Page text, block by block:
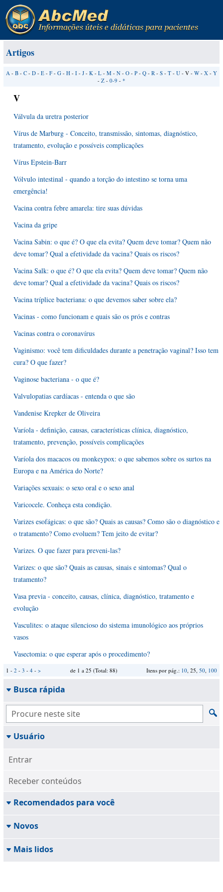
Artigos
A - B - C - D - E - F - G - H - I - J - K - L - M - N - O - P - Q - R - S - T - U - V - W - X - Y
- Z - 0-9 - *
V
Válvula da uretra posterior
Vírus de Marburg - Conceito, transmissão, sintomas, diagnóstico,
tratamento, evolução e possíveis complicações
Vírus Epstein-Barr
Vólvulo intestinal - quando a torção do intestino se torna uma
emergência!
Vacina contra febre amarela: tire suas dúvidas
Vacina da gripe
Vacina Sabin: o que é? O que ela evita? Quem deve tomar? Quem não
deve tomar? Qual a efetividade da vacina? Quais os riscos?
Vacina Salk: o que é? O que ela evita? Quem deve tomar? Quem não
deve tomar? Qual a efetividade da vacina? Quais os riscos?
Vacina tríplice bacteriana: o que devemos saber sobre ela?
Vacinas - como funcionam e quais são os prós e contras
Vacinas contra o coronavírus
Vaginismo: você tem dificuldades durante a penetração vaginal? Isso tem
cura? O que fazer?
Vaginose bacteriana - o que é?
Valvulopatias cardíacas - entenda o que são
Vandenise Krepker de Oliveira
Varíola - definição, causas, características clínica, diagnóstico,
tratamento, prevenção, possíveis complicações
Varíola dos macacos ou monkeypox: o que sabemos sobre os surtos na
Europa e na América do Norte?
Variações sexuais: o sexo oral e o sexo anal
Varicocele. Conheça esta condição.
Varizes esofágicas: o que são? Quais as causas? Como são o diagnóstico e
o tratamento? Como evoluem? Tem jeito de evitar?
Varizes. O que fazer para preveni-las?
Varizes: o que são? Quais as causas, sinais e sintomas? Qual o
tratamento?
Vasa previa - conceito, causas, clínica, diagnóstico, tratamento e
evolução
Vasculites: o ataque silencioso do sistema imunológico aos próprios
vasos
Vasectomia: o que esperar após o procedimento?
Itens por pág.: 10, 25, 50, 100
1 - 2 - 3 - 4 - > de 1 a 25 (Total: 88)
Busca rápida
Usuário
Entrar
Receber conteúdos
Recomendados para você
Novos
Mais lidos